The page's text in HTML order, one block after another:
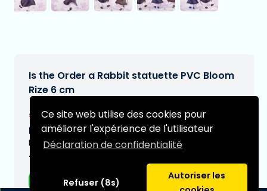
Ce site web utilise des cookies pour
améliorer l'expérience de l'utilisateur
Déclaration de confidentialité
Refuser (8s)
Autoriser les
Is the Order a Rabbit statuette PVC Bloom
Rize 6 cm
€21,95[Sous réserve de modifications]
Date de livraison prévue:
N/A
Type:
Figurines d'anime